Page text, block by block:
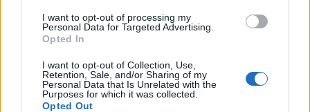
I want to opt-out of processing my
Personal Data for Targeted Advertising.
Opted In
I want to opt-out of Collection, Use,
Retention, Sale, and/or Sharing of my
Personal Data that Is Unrelated with the
Purposes for which it was collected.
Opted Out